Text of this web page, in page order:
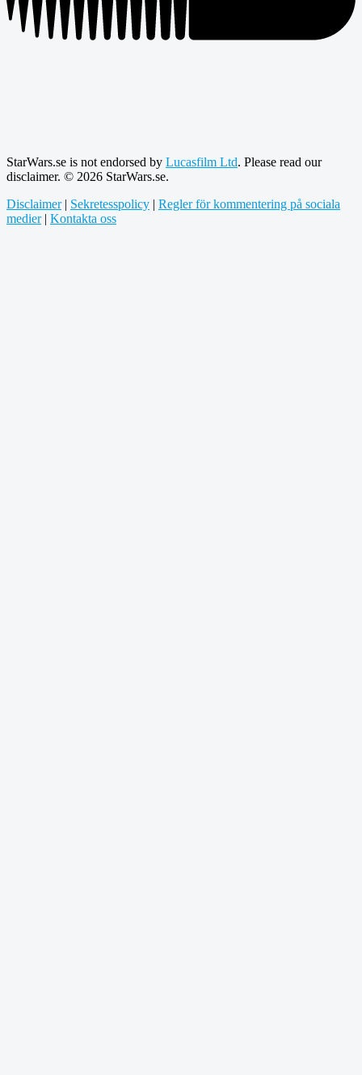
StarWars.se is not endorsed by Lucasfilm Ltd. Please read our
disclaimer. © 2026 StarWars.se.
Disclaimer| Sekretesspolicy | Regler för kommentering på sociala
medier| Kontakta oss